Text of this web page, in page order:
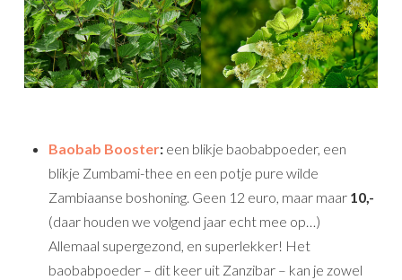
Baobab Booster: een blikje baobabpoeder, een
blikje Zumbami-thee en een potje pure wilde
Zambiaanse boshoning. Geen 12 euro, maar maar 10,-
(daar houden we volgend jaar echt mee op…)
Allemaal supergezond, en superlekker! Het
baobabpoeder – dit keer uit Zanzibar – kan je zowel